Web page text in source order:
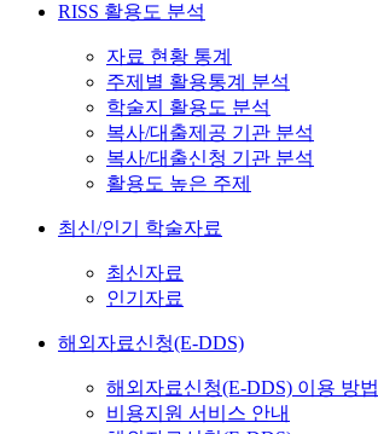
RISS 활용도 분석
자료 현황 통계
주제별 활용통계 분석
학술지 활용도 분석
복사/대출제공 기관 분석
복사/대출신청 기관 분석
활용도 높은 주제
최신/인기 학술자료
최신자료
인기자료
해외자료신청(E-DDS)
해외자료신청(E-DDS) 이용 방법
비용지원 서비스 안내